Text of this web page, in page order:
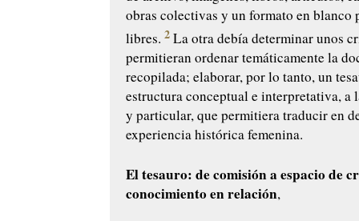
obras colectivas y un formato en blanco
libres.2La otra debía determinar unos
permitieran ordenar temáticamente la
recopilada; elaborar, por lo tanto, un
estructura conceptual e interpretativa, a
y particular, que permitiera traducir en
experiencia histórica femenina.
El tesauro: de comisión a espacio de
conocimiento en relación,